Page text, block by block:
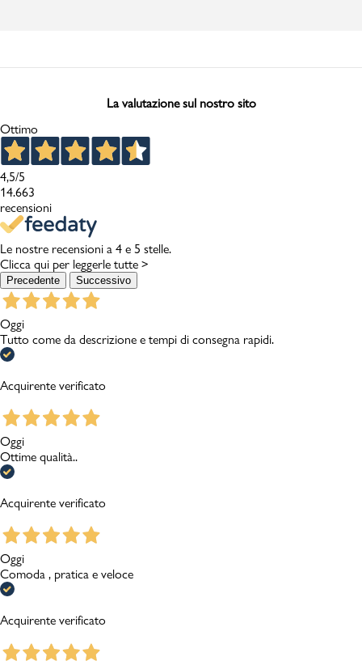
La valutazione sul nostro sito
Ottimo
4,5/5
14.663
recensioni
Le nostre recensioni a 4 e 5 stelle.
Clicca qui per leggerle tutte >
Precedente Successivo
Oggi
Tutto come da descrizione e tempi di consegna rapidi.
Acquirente verificato
Oggi
Ottime qualità..
Acquirente verificato
Oggi
Comoda , pratica e veloce
Acquirente verificato